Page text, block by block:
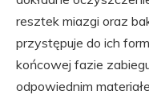
resztek miazgi oraz
przystępuje do ich
końcowej fazie
odpowiednim